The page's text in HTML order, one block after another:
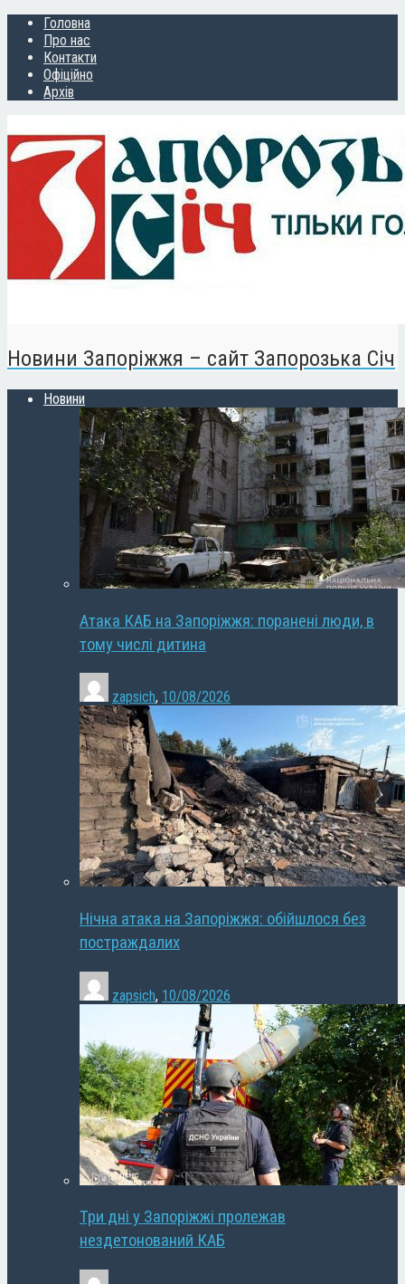
Головна
Про нас
Контакти
Офіційно
Архів
Новини Запоріжжя – сайт Запорозька Січ
Новини
Атака КАБ на Запоріжжя: поранені люди, в
тому числі дитина
zapsich, 10/08/2026
Нічна атака на Запоріжжя: обійшлося без
постраждалих
zapsich, 10/08/2026
Три дні у Запоріжжі пролежав
нездетонований КАБ